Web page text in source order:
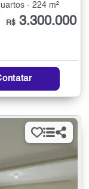
- 224 m²
R$ 3.300.000